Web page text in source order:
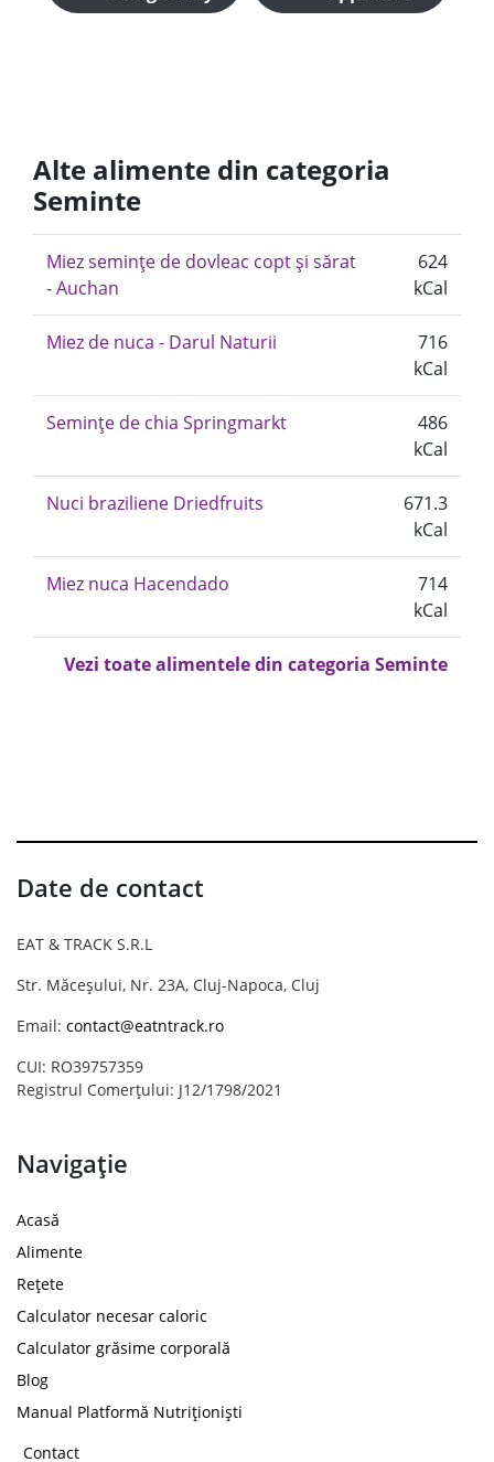
Alte alimente din categoria
Seminte
Miez semințe de dovleac copt și sărat
- Auchan
624
kCal
Miez de nuca - Darul Naturii
716
kCal
Semințe de chia Springmarkt
486
kCal
Nuci braziliene Driedfruits
671.3
kCal
Miez nuca Hacendado
714
kCal
Vezi toate alimentele din categoria Seminte
Date de contact
EAT & TRACK S.R.L
Str. Măceșului, Nr. 23A, Cluj-Napoca, Cluj
Email: contact@eatntrack.ro
CUI: RO39757359
Registrul Comerțului: J12/1798/2021
Navigație
Acasă
Alimente
Rețete
Calculator necesar caloric
Calculator grăsime corporală
Blog
Manual Platformă Nutriționiști
Contact